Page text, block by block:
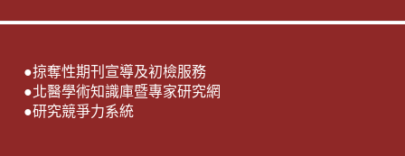
●掠奪性期刊宣導及初檢服務
●北醫學術知識庫暨專家研究網
●研究競爭力系統